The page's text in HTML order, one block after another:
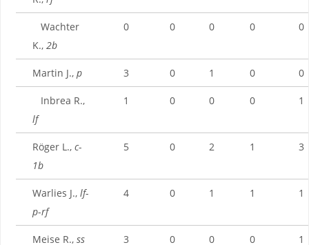
Wachter
K., 2b
0 0 0 0 0
Martin J., p 3 0 1 0 0
Inbrea R.,
lf
1 0 0 0 1
Röger L., c-
1b
5 0 2 1 3
Warlies J., lf-
p-rf
4 0 1 1 1
Meise R., ss 3 0 0 0 1